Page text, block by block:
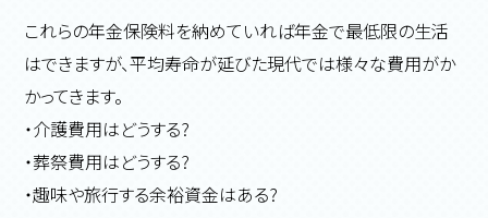
これらの年金保険料を納めていれば年金で最低限の生活
はできますが、平均寿命が延びた現代では様々な費用がか
かってきます。
・介護費用はどうする?
・葬祭費用はどうする?
・趣味や旅行する余裕資金はある?